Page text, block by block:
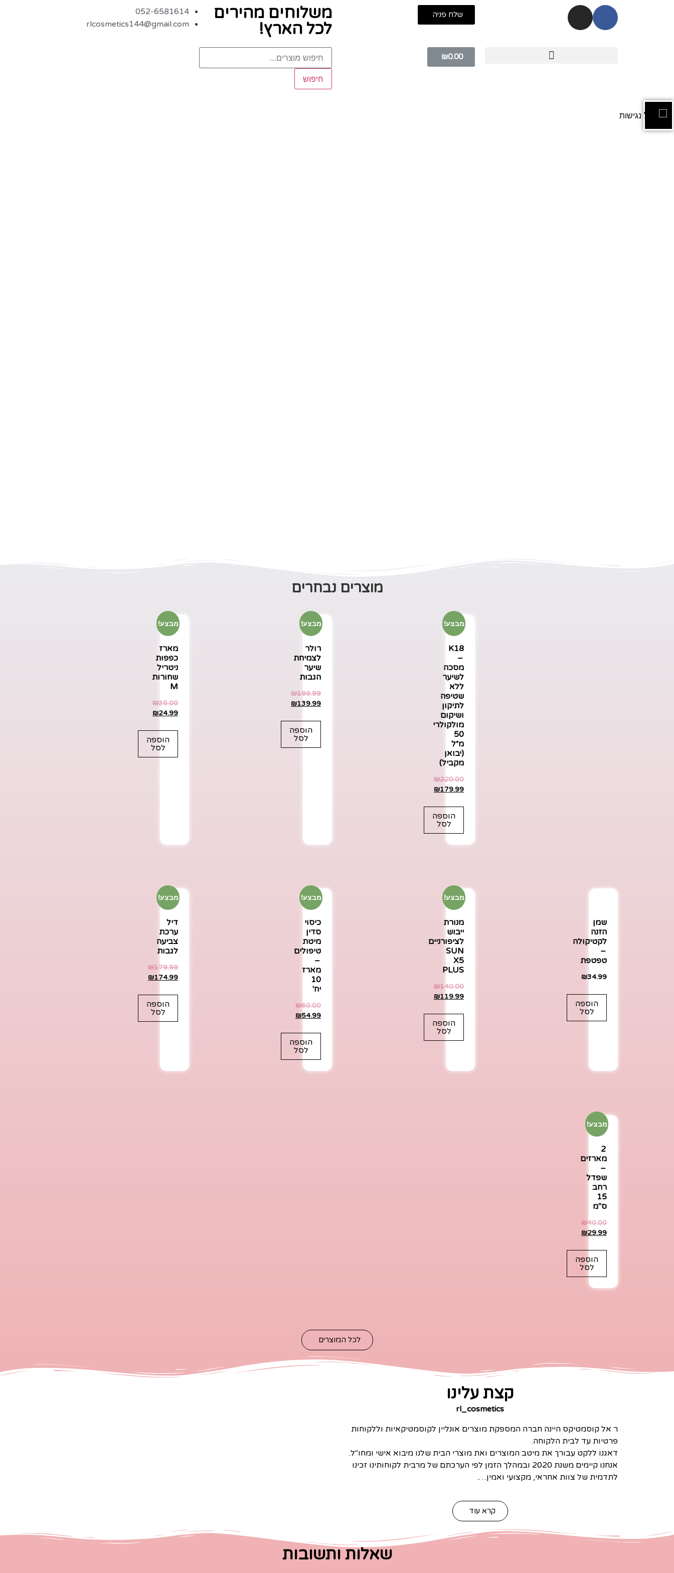
שלח פניה
משלוחים מהירים
לכל הארץ!
052-6581614
rlcosmetics144@gmail.com
₪0.00
חיפוש
מוצרים נבחרים
מבצע!
K18
–
מסכה
לשיער
ללא
שטיפה
לתיקון
ושיקום
מולקולרי
50
מ״ל
(יבואן
מקביל)
₪220.00
₪179.99
הוספה
לסל
מבצע!
רולר
לצמיחת
שיער
הגבות
₪199.99
₪139.99
הוספה
לסל
מבצע!
מארז
כפפות
ניטריל
שחורות
M
₪35.00
₪24.99
הוספה
לסל
שמן
הזנה
לקטיקולה
–
טפטפת
₪34.99
הוספה
לסל
מבצע!
מנורת
ייבוש
לציפורניים
SUN
X5
PLUS
₪140.00
₪119.99
הוספה
לסל
מבצע!
כיסוי
סדין
מיטת
טיפולים
–
מארז
10
יח'
₪60.00
₪54.99
הוספה
לסל
מבצע!
דיל
ערכת
צביעה
לגבות
₪179.99
₪174.99
הוספה
לסל
מבצע!
2
מארזים
–
שפדל
רחב
15
ס"מ
₪40.00
₪29.99
הוספה
לסל
לכל המוצרים
קצת עלינו
rl_cosmetics
ר אל קוסמטיקס היינה חברה המספקת מוצרים אונליין לקוסמטיקאיות וללקוחות
פרטיות עד לבית הלקוחה.
דאגנו ללקט עבורך את מיטב המוצרים ואת מוצרי הבית שלנו מיבוא אישי ומחו"ל.
אנחנו קיימים משנת 2020 ובמהלך הזמן לפי הערכתם של מרבית לקוחותינו זכינו
לתדמית של צוות אחראי, מקצועי ואמין….
קרא עוד
שאלות ותשובות